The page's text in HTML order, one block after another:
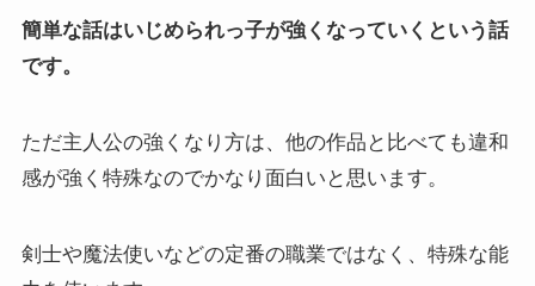
簡単な話はいじめられっ子が強くなっていくという話
です。
ただ主人公の強くなり方は、他の作品と比べても違和
感が強く特殊なのでかなり面白いと思います。
剣士や魔法使いなどの定番の職業ではなく、特殊な能